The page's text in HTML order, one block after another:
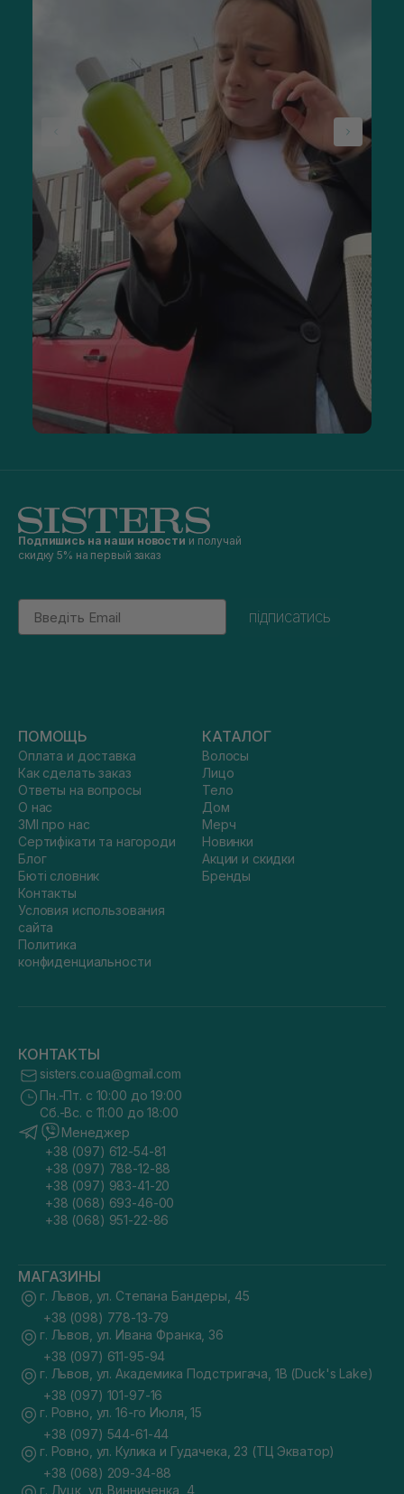
Подпишись на наши новости и получай
скидку 5% на первый заказ
Email
підписатись
ПОМОЩЬ
Оплата и доставка
Как сделать заказ
Ответы на вопросы
О нас
ЗМІ про нас
Сертифікати та нагороди
Блог
Бюті словник
Контакты
Условия использования
сайта
Политика
конфиденциальности
КАТАЛОГ
Волосы
Лицо
Тело
Дом
Мерч
Новинки
Акции и скидки
Бренды
КОНТАКТЫ
sisters.co.ua@gmail.com
Пн.-Пт. с 10:00 до 19:00
Сб.-Вс. с 11:00 до 18:00
Менеджер
+38 (097) 612-54-81
+38 (097) 788-12-88
+38 (097) 983-41-20
+38 (068) 693-46-00
+38 (068) 951-22-86
МАГАЗИНЫ
г. Львов, ул. Степана Бандеры, 45
+38 (098) 778-13-79
г. Львов, ул. Ивана Франка, 36
+38 (097) 611-95-94
г. Львов, ул. Академика Подстригача, 1В (Duck's Lake)
+38 (097) 101-97-16
г. Ровно, ул. 16-го Июля, 15
+38 (097) 544-61-44
г. Ровно, ул. Кулика и Гудачека, 23 (ТЦ Экватор)
+38 (068) 209-34-88
г. Луцк, ул. Винниченка, 4